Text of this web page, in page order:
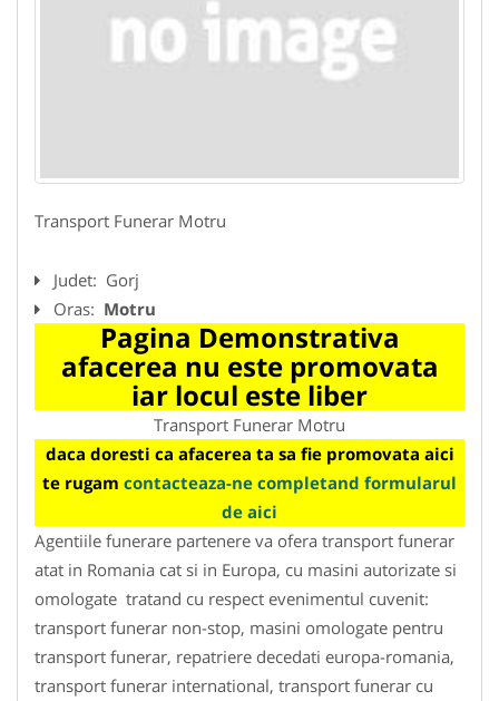
Transport Funerar Motru
Judet: Gorj
Oras: Motru
Pagina Demonstrativa
afacerea nu este promovata
iar locul este liber
Transport Funerar Motru
daca doresti ca afacerea ta sa fie promovata aici
te rugam contacteaza-ne completand formularul
de aici
Agentiile funerare partenere va ofera transport funerar
atat in Romania cat si in Europa, cu masini autorizate si
omologate tratand cu respect evenimentul cuvenit:
transport funerar non-stop, masini omologate pentru
transport funerar, repatriere decedati europa-romania,
transport funerar international, transport funerar cu